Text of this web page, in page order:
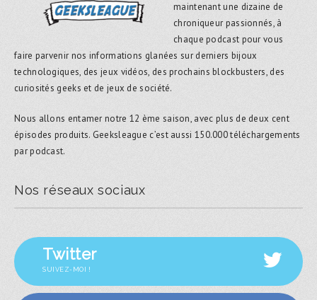
maintenant une dizaine de
chroniqueur passionnés, à
chaque podcast pour vous
faire parvenir nos informations glanées sur derniers bijoux
technologiques, des jeux vidéos, des prochains blockbusters, des
curiosités geeks et de jeux de société.
Nous allons entamer notre 12 ème saison, avec plus de deux cent
épisodes produits. Geeksleague c’est aussi 150.000 téléchargements
par podcast.
Nos réseaux sociaux
Twitter
SUIVEZ-MOI !